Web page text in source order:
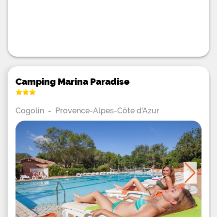
Camping Marina Paradise
Cogolin - Provence-Alpes-Côte d'Azur